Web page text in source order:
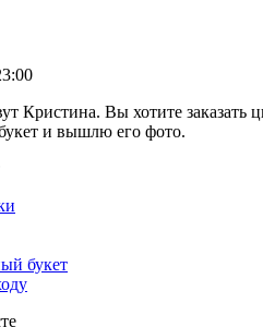
Кристина. Вы хотите заказать
и вышлю его фото.
букет
и волнительное
выборе букета, наверняка
вы очарованы красотой своей
положение. Самое
который дарят как на
девушке? Существуют
и желания продолжить
из 7 роз — это число